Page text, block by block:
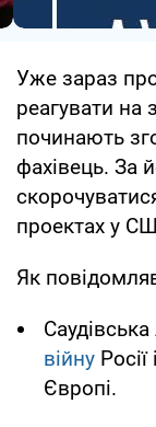
Уже зараз
реагувати на
починають
фахівець. За
проектах у
Як
Саудівська
війну
Європі.